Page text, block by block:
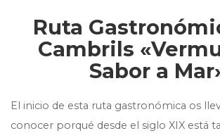
Ruta
Cambrils
Sabor a
El inicio de esta ruta gastronómica os
conocer porqué desde el siglo XIX está